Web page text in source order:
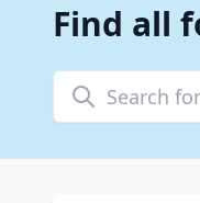
Find all
Search for a city